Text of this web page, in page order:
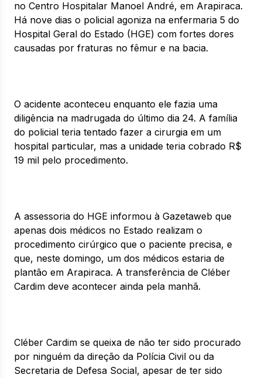
no Centro Hospitalar Manoel André, em Arapiraca.
Há nove dias o policial agoniza na enfermaria 5 do
Hospital Geral do Estado (HGE) com fortes dores
causadas por fraturas no fêmur e na bacia.
O acidente aconteceu enquanto ele fazia uma
diligência na madrugada do último dia 24. A família
do policial teria tentado fazer a cirurgia em um
hospital particular, mas a unidade teria cobrado R$
19 mil pelo procedimento.
A assessoria do HGE informou à Gazetaweb que
apenas dois médicos no Estado realizam o
procedimento cirúrgico que o paciente precisa, e
que, neste domingo, um dos médicos estaria de
plantão em Arapiraca. A transferência de Cléber
Cardim deve acontecer ainda pela manhã.
Cléber Cardim se queixa de não ter sido procurado
por ninguém da direção da Polícia Civil ou da
Secretaria de Defesa Social, apesar de ter sido